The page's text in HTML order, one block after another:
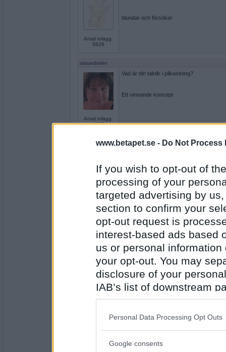
www.betapet.se - Do Not Process
If you wish to opt-out of
processing of your
targeted advertising by
section to confirm your
opt-out request is
interest-based ads based
us or personal
your opt-out. You may
disclosure of your
IAB’s list of downstream
also be disclosed by us
Downstream Participants
Please note that this
Personal Data Processing Opt Outs
Google consents
Antal inlägg:
5826
blundar och försöker
olausdotter
Antal inlägg:
4962
Vad är din taktik i pilkastning?
Ett vinnande koncept
Antal inlägg:
totalsvart
olausdotter
Antal inlägg:
Hur skulle det bli om jag slutade skriva
Glad att jag inte skrämt dig åtminstone
kan alltid bli värre